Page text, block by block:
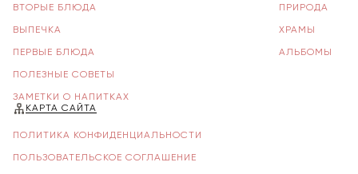
ВТОРЫЕ БЛЮДА
ВЫПЕЧКА
ПЕРВЫЕ БЛЮДА
ПОЛЕЗНЫЕ СОВЕТЫ
ЗАМЕТКИ О НАПИТКАХ
ПРИРОДА
ХРАМЫ
АЛЬБОМЫ
КАРТА САЙТА
ПОЛИТИКА КОНФИДЕНЦИАЛЬНОСТИ
ПОЛЬЗОВАТЕЛЬСКОЕ СОГЛАШЕНИЕ